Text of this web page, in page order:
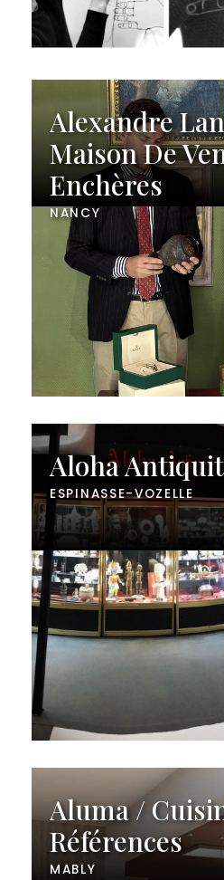
Alexandre
Maison De
Enchères
NANCY
Aloha
ESPINASSE-VOZELLE
Aluma /
Références
MABLY